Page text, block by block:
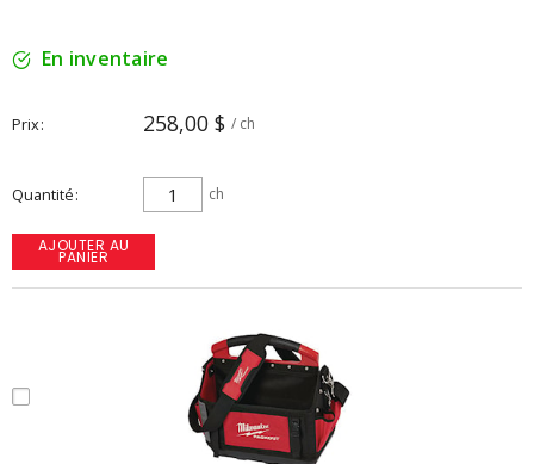
En inventaire
Prix 258,00 $ / ch
Quantité ch
AJOUTER AU
PANIER